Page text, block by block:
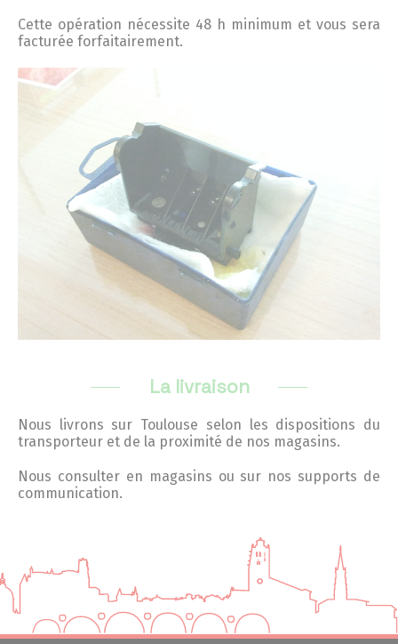
Cette opération nécessite 48 h minimum et vous sera
facturée forfaitairement.
La livraison
Nous livrons sur Toulouse selon les dispositions du
transporteur et de la proximité de nos magasins.
Nous consulter en magasins ou sur nos supports de
communication.